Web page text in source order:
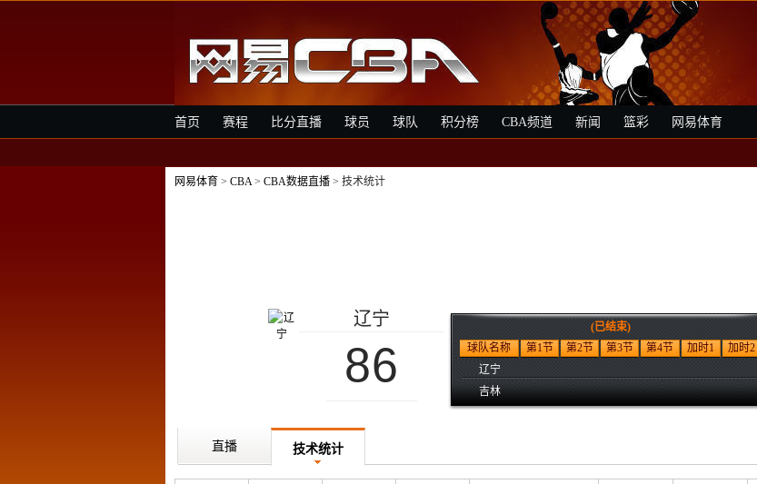
首页 赛程 比分直播 球员 球队 积分榜 CBA频道 新闻 篮彩 网易体育
网易体育 > CBA> CBA数据直播 > 技术统计
辽宁
86
(已结束)
球队名称
第1节 第2节 第3节 第4节 加时1
加时2
辽宁
吉林
直播 技术统计